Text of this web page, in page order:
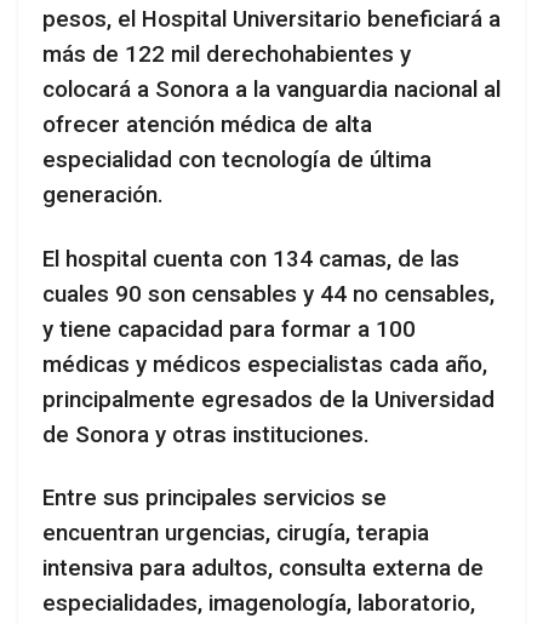
pesos, el Hospital Universitario beneficiará a
más de 122 mil derechohabientes y
colocará a Sonora a la vanguardia nacional al
ofrecer atención médica de alta
especialidad con tecnología de última
generación.
El hospital cuenta con 134 camas, de las
cuales 90 son censables y 44 no censables,
y tiene capacidad para formar a 100
médicas y médicos especialistas cada año,
principalmente egresados de la Universidad
de Sonora y otras instituciones.
Entre sus principales servicios se
encuentran urgencias, cirugía, terapia
intensiva para adultos, consulta externa de
especialidades, imagenología, laboratorio,